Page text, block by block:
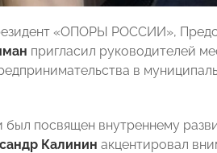
«ОПОРЫ РОССИИ»,
пригласил руководителей
в
посвящен внутреннему
Калинин акцентировал